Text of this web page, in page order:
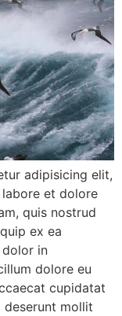
adipisicing elit,
et dolore
quis nostrud
ex ea
dolor in
dolore eu
cupidatat
mollit